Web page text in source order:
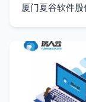
厦门夏谷软件